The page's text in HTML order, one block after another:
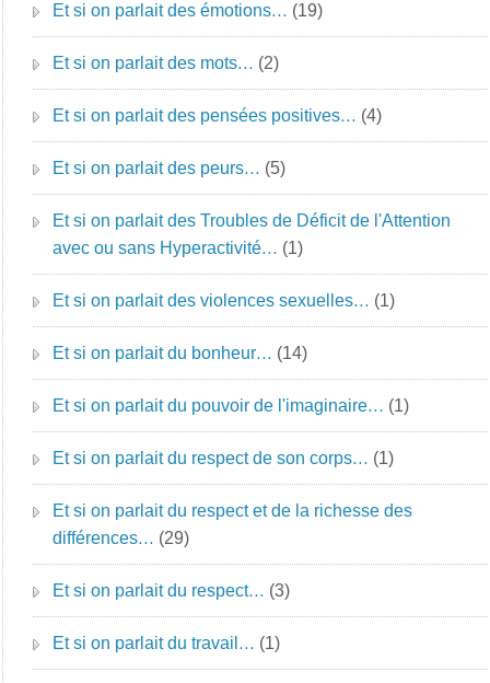
Et si on parlait des émotions… (19)
Et si on parlait des mots… (2)
Et si on parlait des pensées positives… (4)
Et si on parlait des peurs… (5)
Et si on parlait des Troubles de Déficit de l'Attention
avec ou sans Hyperactivité… (1)
Et si on parlait des violences sexuelles… (1)
Et si on parlait du bonheur… (14)
Et si on parlait du pouvoir de l'imaginaire… (1)
Et si on parlait du respect de son corps… (1)
Et si on parlait du respect et de la richesse des
différences… (29)
Et si on parlait du respect… (3)
Et si on parlait du travail… (1)